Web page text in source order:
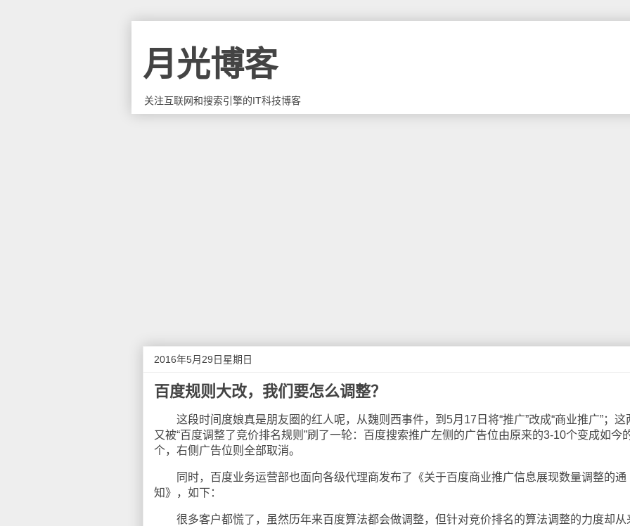
月光博客
关注互联网和搜索引擎的IT科技博客
2016年5月29日星期日
百度规则大改，我们要怎么调整？
这段时间度娘真是朋友圈的红人呢，从魏则西事件，到5月17日将“推广”改成“商业推广”；这
又被“百度调整了竞价排名规则”刷了一轮：百度搜索推广左侧的广告位由原来的3-10个变成如今
个，右侧广告位则全部取消。
同时，百度业务运营部也面向各级代理商发布了《关于百度商业推广信息展现数量调整的通
知》，如下：
很多客户都慌了，虽然历年来百度算法都会做调整，但针对竞价排名的算法调整的力度却从